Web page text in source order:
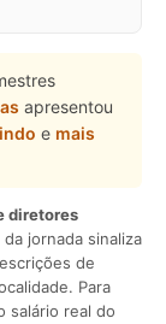
apresentou
e mais
diretores
jornada sinaliza
de
Para
salário real do